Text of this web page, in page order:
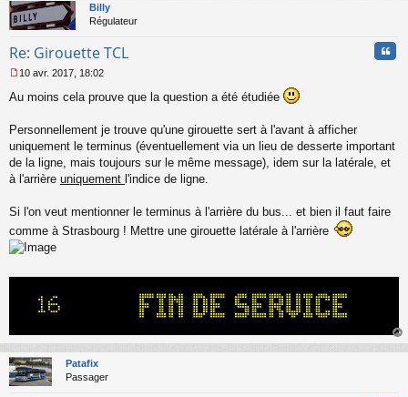
Billy
Régulateur
Re: Girouette TCL
e
a
g
e
n
n
u
10 avr. 2017, 18:02
Au moins cela prouve que la question a été étudiée
Personnellement je trouve qu'une girouette sert à l'avant à afficher
uniquement le terminus (éventuellement via un lieu de desserte important
de la ligne, mais toujours sur le même message), idem sur la latérale, et
à l'arrière uniquement l'indice de ligne.
Si l'on veut mentionner le terminus à l'arrière du bus... et bien il faut faire
comme à Strasbourg ! Mettre une girouette latérale à l'arrière
au
Patafix
Passager